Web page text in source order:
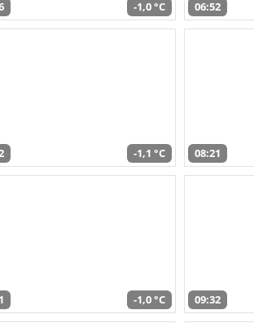
-1,0 °C 06:52
-1,1 °C 08:21
-1,0 °C 09:32